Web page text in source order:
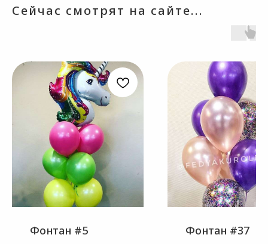
Сейчас смотрят на сайте...
Фонтан #5 Фонтан #37